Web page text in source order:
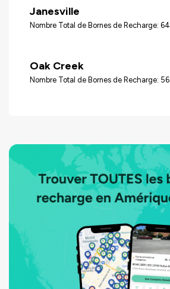
Janesville
Nombre Total de Bornes de Recharge: 64
Oak Creek
Nombre Total de Bornes de Recharge: 56